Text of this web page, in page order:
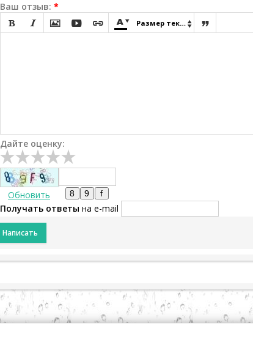
Ваш отзыв: *
      Размер текста 
Дайте оценку:
Обновить
Получать ответы на e-mail
Написать